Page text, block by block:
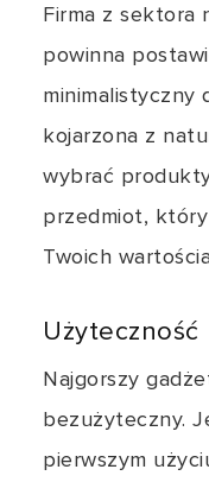
Firma z sektora
powinna
minimalistyczny
kojarzona z
wybrać
przedmiot,
Twoich
Użyteczność
Najgorszy
bezużyteczny.
pierwszym